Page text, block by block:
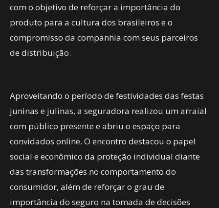
com o objetivo de reforçar a importância do
produto para a cultura dos brasileiros e o
compromisso da companhia com seus parceiros
de distribuição.
Aproveitando o período de festividades das festas
juninas e julinas, a seguradora realizou um arraial
com público presente e abriu o espaço para
convidados online. O encontro destacou o papel
social e econômico da proteção individual diante
das transformações no comportamento do
consumidor, além de reforçar o grau de
importância do seguro na tomada de decisões